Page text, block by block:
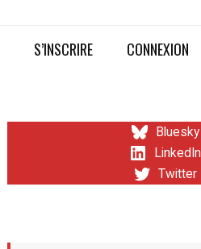
S’INSCRIRE CONNEXION
Bluesky
LinkedIn
Twitter